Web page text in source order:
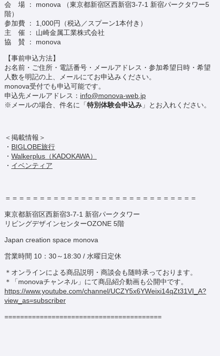
会 場 ： monova （東京都新宿区西新宿3-7-1 新宿パークタワー5
階）
参加費 ： 1,000円（税込／スプーン1本付き）
主 催 ： 山崎金属工業株式会社
協 賛 ： monova
【事前申込方法】
お名前・ご住所・電話番号・メールアドレス・参加希望日時・希望
人数を明記の上、メールにてお申込みください。
monova受付でも申込可能です。
申込先メールアドレス： info@monova-web.jp
※メールの場合、件名に「特別体験会申込み」とお入れください。
＜掲載情報＞
・ BIGLOBE旅行
・ Walkerplus（KADOKAWA）
・ イベンティア
＝＝＝＝＝＝＝＝＝＝＝＝＝＝＝＝＝＝＝＝＝＝＝＝＝＝＝＝
東京都新宿区西新宿3-7-1 新宿パークタワー
リビングデザインセンターOZONE 5階
Japan creation space monova
営業時間 10：30～18:30 / 水曜日定休
＊オンラインによる商品説明・商談会も随時承っております。
＊「monovaチャンネル」にて商品紹介動画も公開中です。
https://www.youtube.com/channel/UCZY5x6YWeixi14qZt31VI_A?
view_as=subscriber
========================================